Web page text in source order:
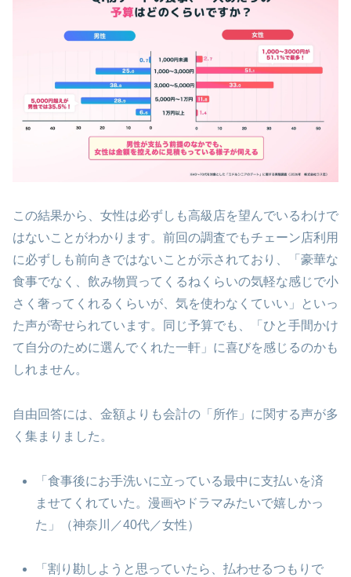
この結果から、女性は必ずしも高級店を望んでいるわけで
はないことがわかります。前回の調査でもチェーン店利用
に必ずしも前向きではないことが示されており、「豪華な
食事でなく、飲み物買ってくるねくらいの気軽な感じで小
さく奢ってくれるくらいが、気を使わなくていい」といっ
た声が寄せられています。同じ予算でも、「ひと手間かけ
て自分のために選んでくれた一軒」に喜びを感じるのかも
しれません。
自由回答には、金額よりも会計の「所作」に関する声が多
く集まりました。
「食事後にお手洗いに立っている最中に支払いを済
ませてくれていた。漫画やドラマみたいで嬉しかっ
た」（神奈川／40代／女性）
「割り勘しようと思っていたら、払わせるつもりで